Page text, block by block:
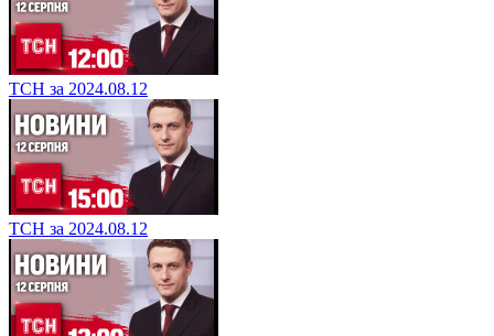
ТСН за 2024.08.12
ТСН за 2024.08.12